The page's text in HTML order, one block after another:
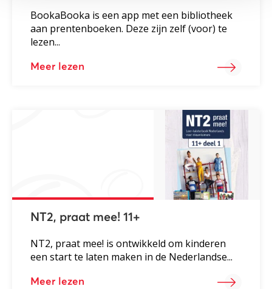
BookaBooka is een app met een bibliotheek
aan prentenboeken. Deze zijn zelf (voor) te
lezen...
Meer lezen
NT2, praat mee! 11+
NT2, praat mee! is ontwikkeld om kinderen
een start te laten maken in de Nederlandse...
Meer lezen